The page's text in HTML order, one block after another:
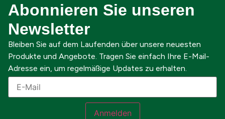
Abonnieren Sie unseren
Newsletter
Bleiben Sie auf dem Laufenden über unsere neuesten
Produkte und Angebote. Tragen Sie einfach Ihre E-Mail-
Adresse ein, um regelmäßige Updates zu erhalten.
Anmelden